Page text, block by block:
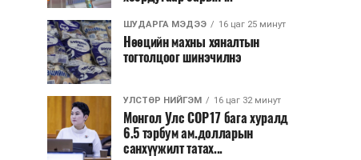
ШУДАРГА МЭДЭЭ 16 цаг 25 минут
Нөөцийн махны хяналтын
тогтолцоог шинэчилнэ
УЛСТӨР НИЙГЭМ 16 цаг 32 минут
Монгол Улс COP17 бага хуралд
6.5 тэрбум ам.долларын
санхүүжилт татах...